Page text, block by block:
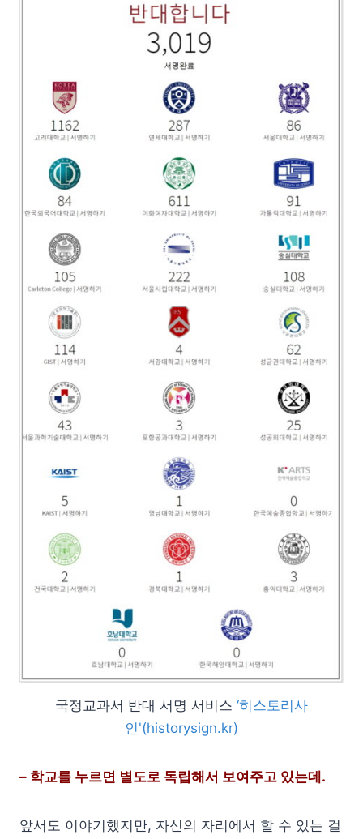
국정교과서 반대 서명 서비스 ‘히스토리사
인'(historysign.kr)
– 학교를 누르면 별도로 독립해서 보여주고 있는데.
앞서도 이야기했지만, 자신의 자리에서 할 수 있는 걸